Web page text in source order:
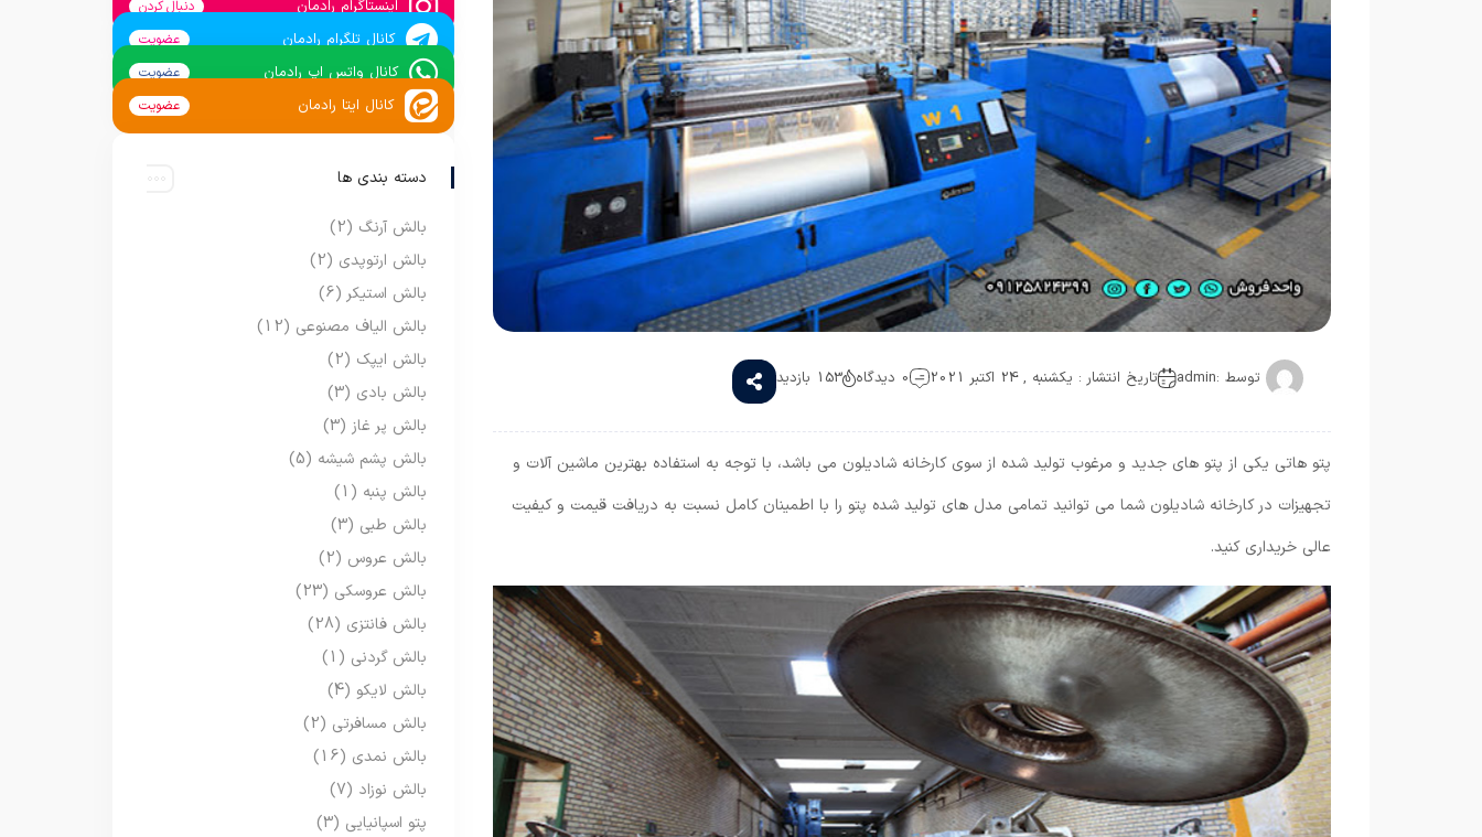
توسط :admin تاریخ انتشار : یکشنبه , 24 اکتبر 2021 0 دیدگاه 153 بازدید
پتو هاتی یکی از پتو های جدید و مرغوب تولید شده از سوی کارخانه شادیلون می باشد، با توجه به استفاده بهترین ماشین آلات و
تجهیزات در کارخانه شادیلون شما می توانید تمامی مدل های تولید شده پتو را با اطمینان کامل نسبت به دریافت قیمت و کیفیت
عالی خریداری کنید.
اینستاگرام رادمان دنبال کردن
کانال تلگرام رادمان عضویت
کانال واتس اپ رادمان عضویت
کانال ایتا رادمان عضویت
دسته بندی ها
بالش آرنگ (2)
بالش ارتوپدی (2)
بالش استیکر (6)
بالش الیاف مصنوعی (12)
بالش ایپک (2)
بالش بادی (3)
بالش پر غاز (3)
بالش پشم شیشه (5)
بالش پنبه (1)
بالش طبی (3)
بالش عروس (2)
بالش عروسکی (23)
بالش فانتزی (28)
بالش گردنی (1)
بالش لایکو (4)
بالش مسافرتی (2)
بالش نمدی (16)
بالش نوزاد (7)
پتو اسپانیایی (3)